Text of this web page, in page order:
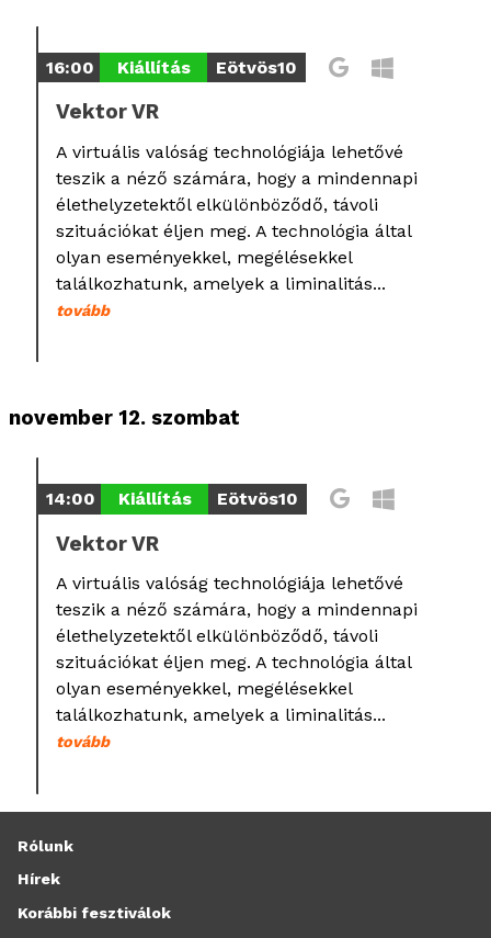
16:00 Kiállítás Eötvös10
Vektor VR
A virtuális valóság technológiája lehetővé
teszik a néző számára, hogy a mindennapi
élethelyzetektől elkülönböződő, távoli
szituációkat éljen meg. A technológia által
olyan eseményekkel, megélésekkel
találkozhatunk, amelyek a liminalitás...
tovább
november 12. szombat
14:00 Kiállítás Eötvös10
Vektor VR
A virtuális valóság technológiája lehetővé
teszik a néző számára, hogy a mindennapi
élethelyzetektől elkülönböződő, távoli
szituációkat éljen meg. A technológia által
olyan eseményekkel, megélésekkel
találkozhatunk, amelyek a liminalitás...
tovább
Rólunk
Hírek
Korábbi fesztiválok